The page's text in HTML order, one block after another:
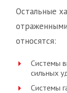
Остальные
относятся:
Системы
сильных
Системы